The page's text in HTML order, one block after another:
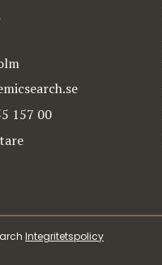
157 00
Integritetspolicy